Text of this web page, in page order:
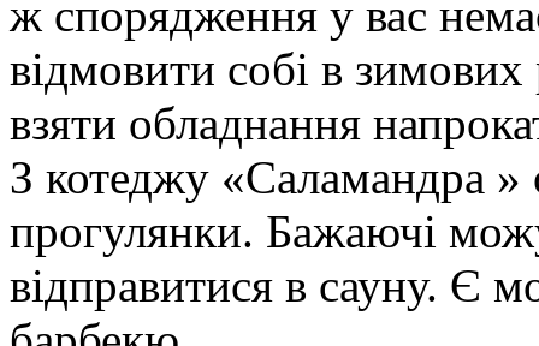
ж спорядження у вас
відмовити собі в
взяти обладнання
З котеджу «Саламандра »
прогулянки. Бажаючі
відправитися в сауну. Є